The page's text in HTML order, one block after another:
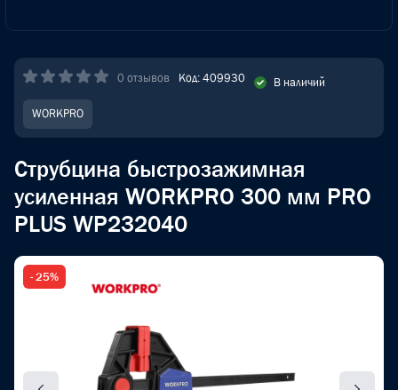
0 отзывов Код: 409930 В наличий
WORKPRO
Струбцина быстрозажимная
усиленная WORKPRO 300 мм PRO
PLUS WP232040
- 25%